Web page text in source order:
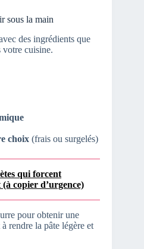
sous la main
des ingrédients que
votre cuisine.
choix (frais ou surgelés)
qui forcent
copier d’urgence)
pour obtenir une
rendre la pâte légère et